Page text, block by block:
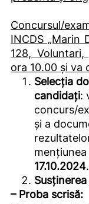
Concursul/
INCDS „Marin
128,
ora 10.00 și va
Selecția
candidați:
concurs/
și a
mențiunea
17.10.2024.
– Proba scrisă: